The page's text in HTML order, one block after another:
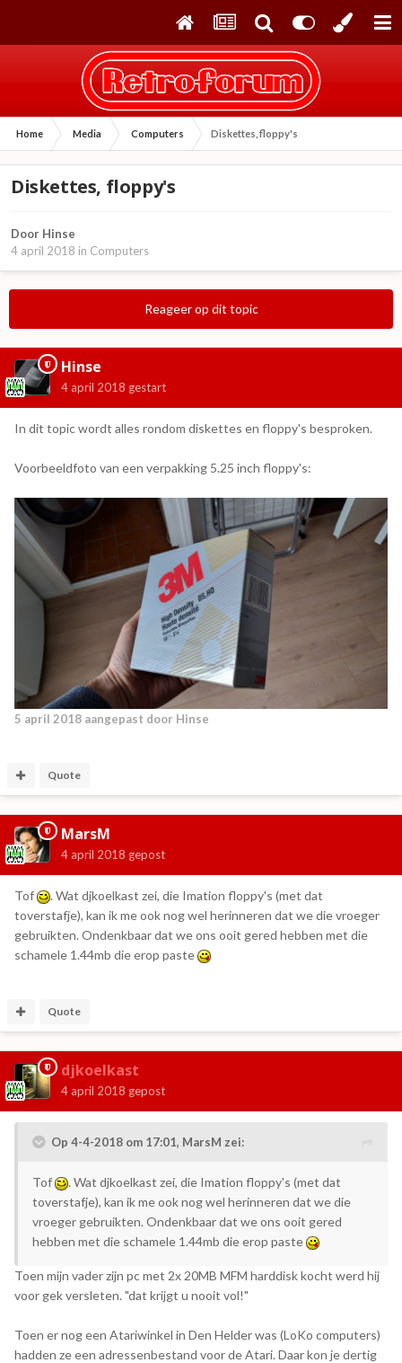
Home Media Computers Diskettes, floppy's
Diskettes, floppy's
Door Hinse
4 april 2018 in Computers
Reageer op dit topic
Hinse
4 april 2018 gestart
In dit topic wordt alles rondom diskettes en floppy's besproken.
Voorbeeldfoto van een verpakking 5.25 inch floppy's:
5 april 2018 aangepast door Hinse
Quote
MarsM
4 april 2018 gepost
Tof
. Wat djkoelkast zei, die Imation floppy's (met dat
toverstafje), kan ik me ook nog wel herinneren dat we die vroeger
gebruikten. Ondenkbaar dat we ons ooit gered hebben met die
schamele 1.44mb die erop paste
Quote
djkoelkast
4 april 2018 gepost
Op 4-4-2018 om 17:01, MarsM zei:
Tof
. Wat djkoelkast zei, die Imation floppy's (met dat
toverstafje), kan ik me ook nog wel herinneren dat we die
vroeger gebruikten. Ondenkbaar dat we ons ooit gered
hebben met die schamele 1.44mb die erop paste
Toen mijn vader zijn pc met 2x 20MB MFM harddisk kocht werd hij
voor gek versleten. "dat krijgt u nooit vol!"
Toen er nog een Atariwinkel in Den Helder was (LoKo computers)
hadden ze een adressenbestand voor de Atari. Daar kon je dertig